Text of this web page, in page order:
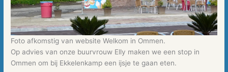
Foto afkomstig van website Welkom in Ommen.
Op advies van onze buurvrouw Elly maken we een stop in
Ommen om bij Ekkelenkamp een ijsje te gaan eten.